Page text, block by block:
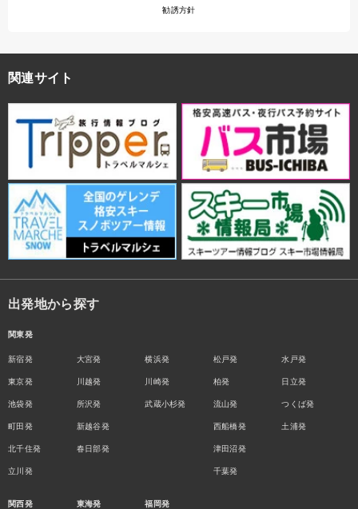
勧誘方針
関連サイト
出発地から探す
関東発
新宿発
東京発
池袋発
町田発
北千住発
立川発
大宮発
川越発
所沢発
新越谷発
春日部発
横浜発
川崎発
武蔵小杉発
松戸発
柏発
流山発
西船橋発
津田沼発
千葉発
水戸発
日立発
つくば発
土浦発
関西発 東海発 福岡発